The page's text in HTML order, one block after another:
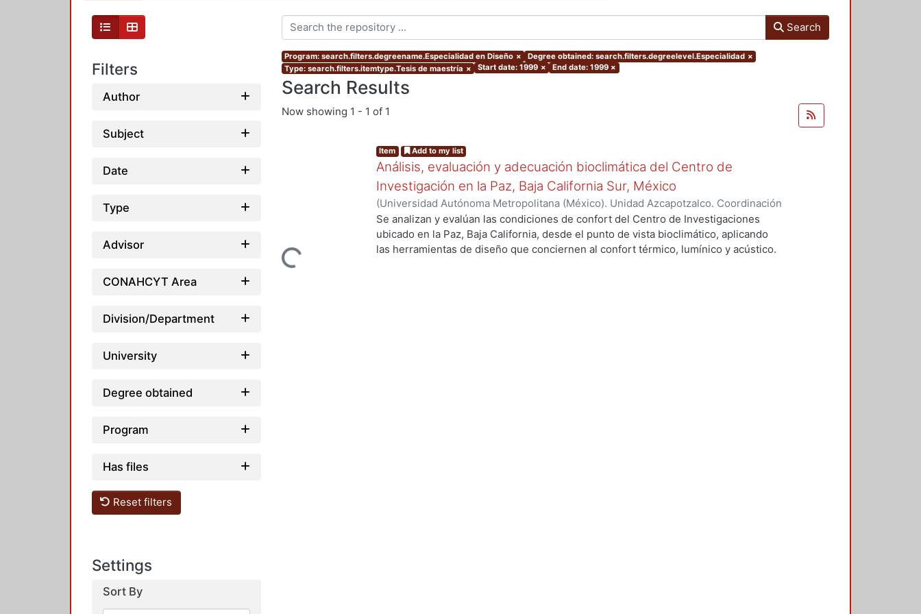
Filters
Author
Subject
Date
Type
Advisor
CONAHCYT Area
Division/Department
University
Degree obtained
Program
Has files
Reset filters
Settings
Sort By
Search
Program: search.filters.degreename.Especialidad en Diseño × Degree obtained: search.filters.degreelevel.Especialidad ×
Type: search.filters.itemtype.Tesis de maestría × Start date: 1999 × End date: 1999 ×
Search Results
Now showing 1 - 1 of 1
Loading...
Item Add to my list
Análisis, evaluación y adecuación bioclimática del Centro de
Investigación en la Paz, Baja California Sur, México
(Universidad Autónoma Metropolitana (México). Unidad Azcapotzalco. Coordinación
de Servicios de Información.,1999-12 )García Tavera, José Luis
Se analizan y evalúan las condiciones de confort del Centro de Investigaciones
ubicado en la Paz, Baja California, desde el punto de vista bioclimático, aplicando
las herramientas de diseño que conciernen al confort térmico, lumínico y acústico.